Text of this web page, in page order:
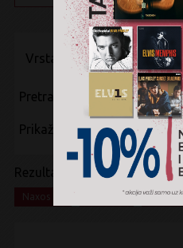
Vrsta pregleda:
Pretraži po:
Prikaži po:
Rezultati pretrage:
x CD x